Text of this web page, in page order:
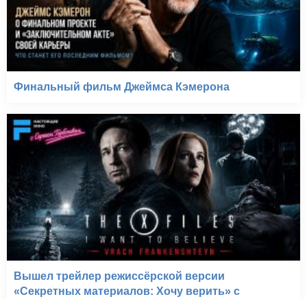
Финальный фильм Джеймса Кэмерона
Вышел трейлер режиссёрской версии
«Секретных материалов: Хочу верить» с